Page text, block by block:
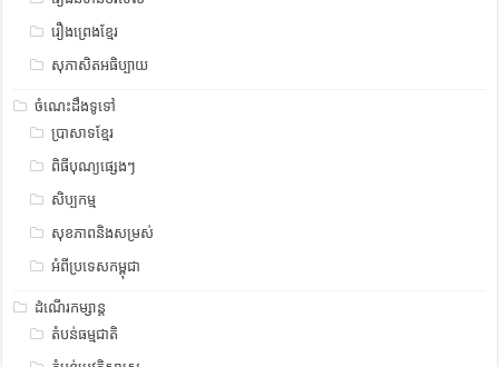
រឿងព្រេងខ្មែរ
សុភាសិតអធិប្បាយ
ចំណេះដឹងទូទៅ
ប្រាសាទខ្មែរ
ពិធីបុណ្យផ្សេងៗ
សិប្បកម្ម
សុខភាពនិងសម្រស់
អំពីប្រទេសកម្ពុជា
ដំណើរកម្សាន្ត
តំបន់ធម្មជាតិ